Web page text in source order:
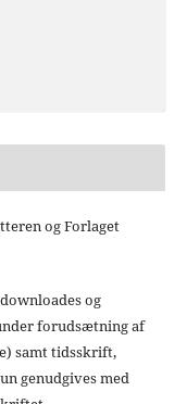
og Forlaget
og
forudsætning af
samt tidsskrift,
genudgives med